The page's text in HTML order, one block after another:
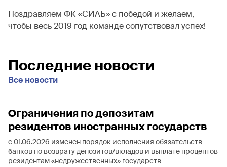
Поздравляем ФК «СИАБ» с победой и желаем,
чтобы весь 2019 год команде сопутствовал успех!
Последние новости
Все новости
Ограничения по депозитам
резидентов иностранных государств
с 01.06.2026 изменен порядок исполнения обязательств
банков по возврату депозитов/вкладов и выплате процентов
резидентам «недружественных» государств